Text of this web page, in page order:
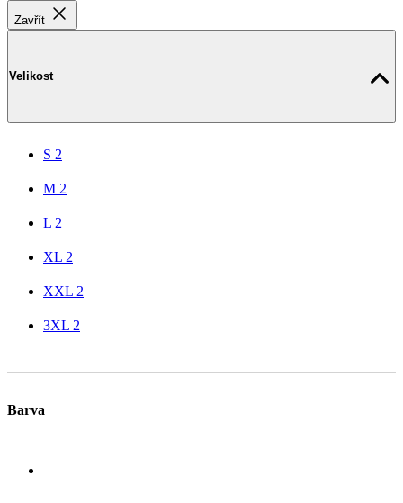
Zavřít
Velikost
S 2
M 2
L 2
XL 2
XXL 2
3XL 2
Barva